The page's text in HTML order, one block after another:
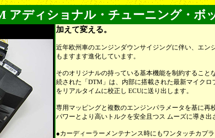
アディショナル・チューニング・ボ
加えて変える。
近年欧州車のエンジンダウンサイジングに伴い、エン
もますます進化しています。
そのオリジナルの持っている基本機能を制約すること
続された「DTM」は、内部に搭載された最新マイクロ
をリアルタイムに校正し ECUに送り出します。
専用マッピングと複数のエンジンパラメータを基に再
パワーとより高いトルクを安全且つス ムーズに導き出
●カーディーラーメンテナンス時にもワンタッチカプ